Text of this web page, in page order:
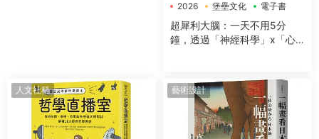
2026 堡壘文化 電子書
超犀利大腦：一天不用5分
鐘，透過「神經科學」x「心
讓大腦潛能發揮到極緻，變得
超犀利！
人文社科 藝術設計